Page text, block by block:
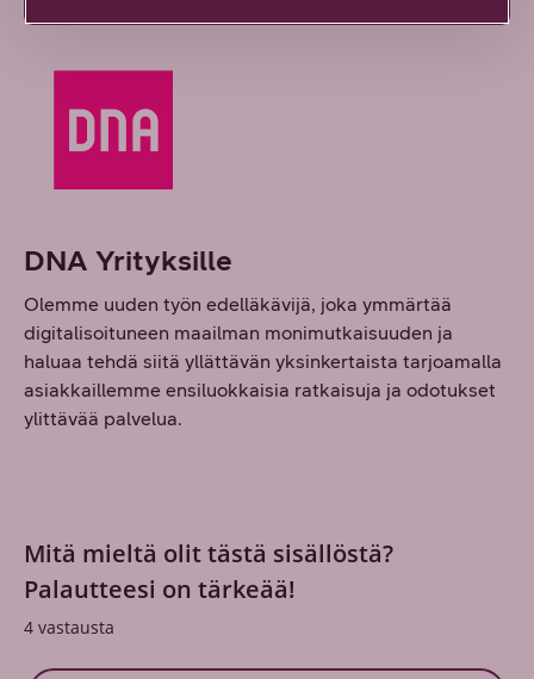
DNA Yrityksille
Olemme uuden työn edelläkävijä, joka ymmärtää
digitalisoituneen maailman monimutkaisuuden ja
haluaa tehdä siitä yllättävän yksinkertaista tarjoamalla
asiakkaillemme ensiluokkaisia ratkaisuja ja odotukset
ylittävää palvelua.
Mitä mieltä olit tästä sisällöstä?
Palautteesi on tärkeää!
4 vastausta